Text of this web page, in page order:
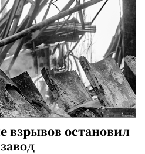
взрывов остановил